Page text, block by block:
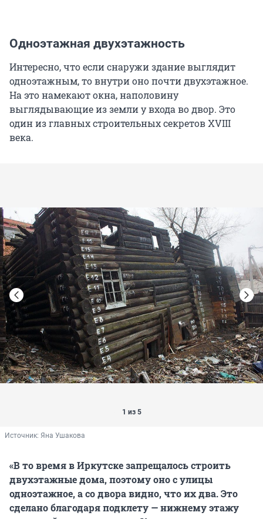
Одноэтажная двухэтажность
Интересно, что если снаружи здание выглядит
одноэтажным, то внутри оно почти двухэтажное.
На это намекают окна, наполовину
выглядывающие из земли у входа во двор. Это
один из главных строительных секретов XVIII
века.
1 из 5
Источник: Яна Ушакова
«В то время в Иркутске запрещалось строить
двухэтажные дома, поэтому оно с улицы
одноэтажное, а со двора видно, что их два. Это
сделано благодаря подклету — нижнему этажу